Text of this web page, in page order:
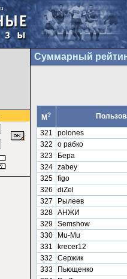
Суммарный
М?
321
polones
322
о рабко
323
Бера
324 zabey
325 figo
326
diZel
327
Рылеев
328 АНЖИ
329 Semshow
330
Mu-Mu
331
krecer12
332
Сержик
333
Пьющенко